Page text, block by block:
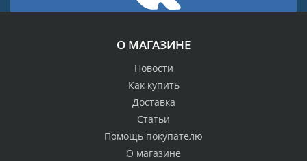
О МАГАЗИНЕ
Новости
Как купить
Доставка
Статьи
Помощь покупателю
О магазине